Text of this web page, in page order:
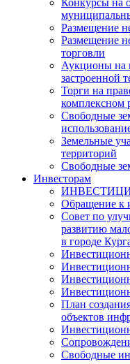
Конкурсы на
Размещение
Размещение
торговли
Аукционы на
застроенной
Торги на
комплексном
Свободные
Земельные
территорий
Свободные
Инвесторам
Обращение к
Совет по
развитию
в городе
План
объектов
Свободные